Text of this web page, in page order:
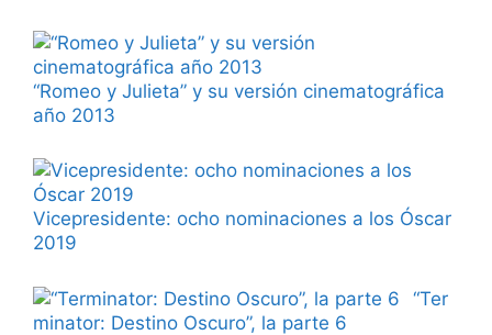
“Romeo y Julieta” y su versión cinematográfica
año 2013
Vicepresidente: ocho nominaciones a los Óscar
2019
“Ter
minator: Destino Oscuro”, la parte 6